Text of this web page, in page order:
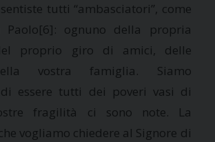
tutti “ambasciatori”, come
Paolo[6]: ognuno della propria
proprio giro di amici, delle
vostra famiglia. Siamo
di essere tutti dei poveri vasi di
fragilità ci sono note. La
vogliamo chiedere al Signore di